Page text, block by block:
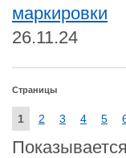
маркировки
26.11.24
Страницы
1 2 3 4 5